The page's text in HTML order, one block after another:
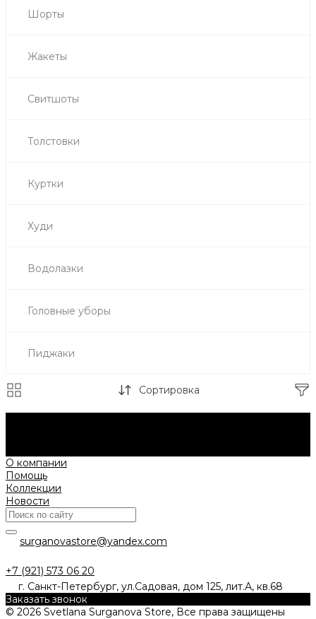
Шорты
Жакеты
Свитшоты
Толстовки
Куртки
Худи
Водолазки
Головные уборы
Пиджаки
Сортировка
О компании
Помощь
Коллекции
Новости
surganovastore@yandex.com
+7 (921) 573 06 20
г. Санкт-Петербург, ул.Садовая, дом 125, лит.А, кв.68
Заказать звонок
© 2026 Svetlana Surganova Store, Все права защищены